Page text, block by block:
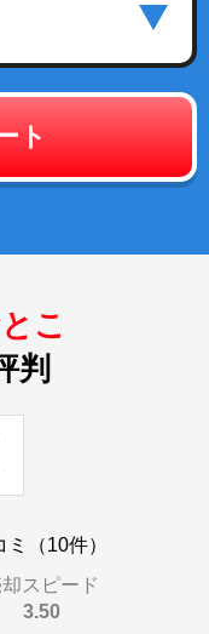
ト
こ
判
ミ（10件）
スピード
3.50